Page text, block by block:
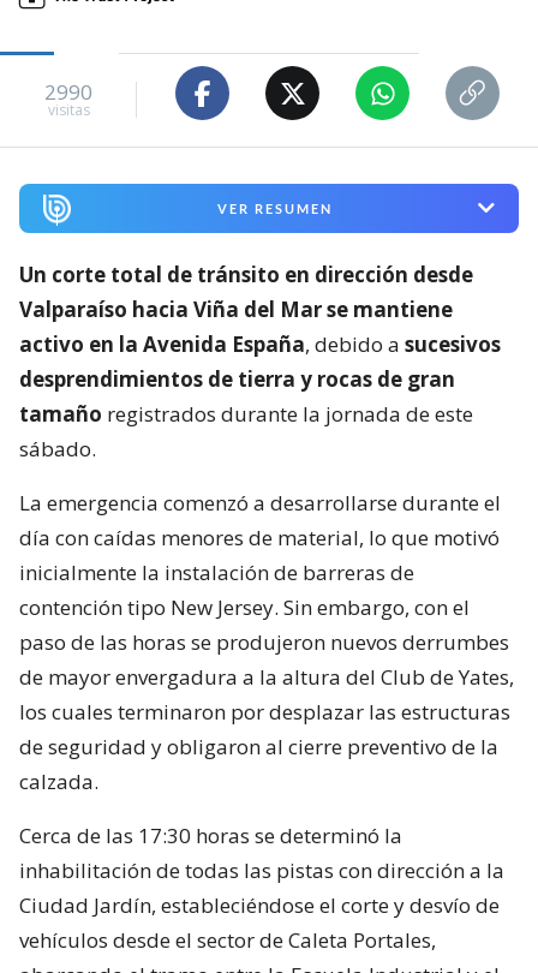
2990
visitas
VER RESUMEN
Un corte total de tránsito en dirección desde
Valparaíso hacia Viña del Mar se mantiene
activo en la Avenida España, debido a sucesivos
desprendimientos de tierra y rocas de gran
tamaño registrados durante la jornada de este
sábado.
La emergencia comenzó a desarrollarse durante el
día con caídas menores de material, lo que motivó
inicialmente la instalación de barreras de
contención tipo New Jersey. Sin embargo, con el
paso de las horas se produjeron nuevos derrumbes
de mayor envergadura a la altura del Club de Yates,
los cuales terminaron por desplazar las estructuras
de seguridad y obligaron al cierre preventivo de la
calzada.
Cerca de las 17:30 horas se determinó la
inhabilitación de todas las pistas con dirección a la
Ciudad Jardín, estableciéndose el corte y desvío de
vehículos desde el sector de Caleta Portales,